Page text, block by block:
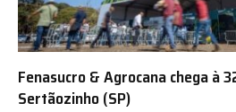
Fenasucro & Agrocana chega à
Sertãozinho (SP)